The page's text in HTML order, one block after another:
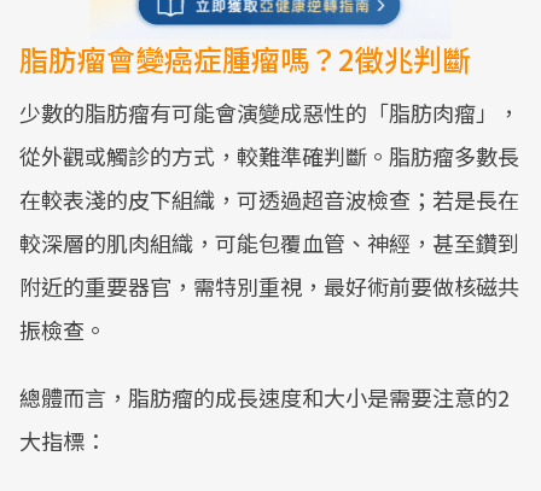
脂肪瘤會變癌症腫瘤嗎？2徵兆判斷
少數的脂肪瘤有可能會演變成惡性的「脂肪肉瘤」，
從外觀或觸診的方式，較難準確判斷。脂肪瘤多數長
在較表淺的皮下組織，可透過超音波檢查；若是長在
較深層的肌肉組織，可能包覆血管、神經，甚至鑽到
附近的重要器官，需特別重視，最好術前要做核磁共
振檢查。
總體而言，脂肪瘤的成長速度和大小是需要注意的2
大指標：